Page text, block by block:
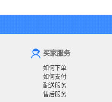
买家服务
如何下单
如何支付
配送服务
售后服务